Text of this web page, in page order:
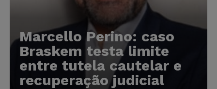
Marcello Perino: caso
Braskem testa limite
entre tutela cautelar e
recuperação judicial